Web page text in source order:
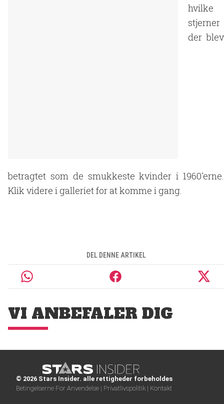
hvilke
stjerner
der blev
betragtet som de smukkeste kvinder i 1960'erne.
Klik videre i galleriet for at komme i gang.
DEL DENNE ARTIKEL
VI ANBEFALER DIG
© 2026 Stars Insider. alle rettigheder forbeholdes
Betingelserne For Anvendelse | Privatlivspolitik | Kontakt